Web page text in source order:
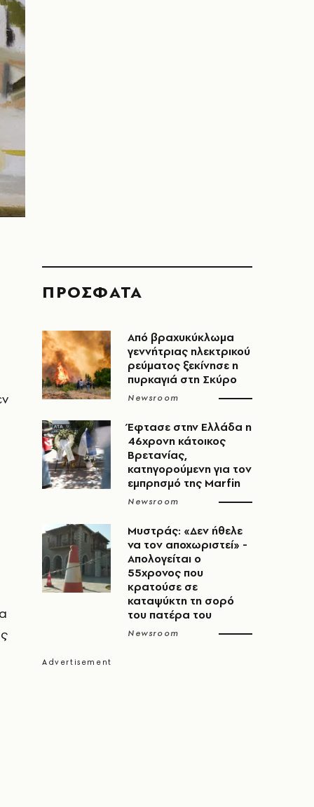
ΠΡΟΣΦΑΤΑ
Από βραχυκύκλωμα
γεννήτριας ηλεκτρικού
ρεύματος ξεκίνησε η
πυρκαγιά στη Σκύρο
Newsroom
Έφτασε στην Ελλάδα η
46χρονη κάτοικος
Βρετανίας,
κατηγορούμενη για τον
εμπρησμό της Marfin
Newsroom
Μυστράς: «Δεν ήθελε
να τον αποχωριστεί» -
Απολογείται ο
55χρονος που
κρατούσε σε
καταψύκτη τη σορό
του πατέρα του
Newsroom